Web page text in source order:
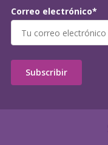
Correo electrónico*
Subscribir